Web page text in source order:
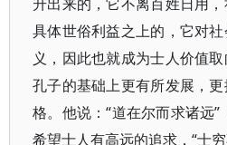
具体世俗利益之上的，它对
义，因此也就成为士人价值
孔子的基础上更有所发展，
格。他说：“道在尔而求诸远”
希望士人有高远的追求，“士